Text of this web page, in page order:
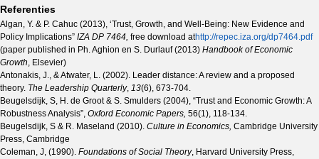
Referenties
Algan, Y. & P. Cahuc (2013), ‘Trust, Growth, and Well-Being: New Evidence and
Policy Implications” IZA DP 7464, free download athttp://repec.iza.org/dp7464.pdf
(paper published in Ph. Aghion en S. Durlauf (2013) Handbook of Economic
Growth, Elsevier)
Antonakis, J., & Atwater, L. (2002). Leader distance: A review and a proposed
theory. The Leadership Quarterly, 13(6), 673-704.
Beugelsdijk, S, H. de Groot & S. Smulders (2004), “Trust and Economic Growth: A
Robustness Analysis”, Oxford Economic Papers, 56(1), 118-134.
Beugelsdijk, S & R. Maseland (2010). Culture in Economics, Cambridge University
Press, Cambridge
Coleman, J, (1990). Foundations of Social Theory, Harvard University Press,